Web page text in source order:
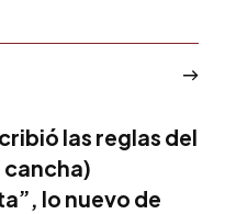
las reglas del
cancha)
lo nuevo de